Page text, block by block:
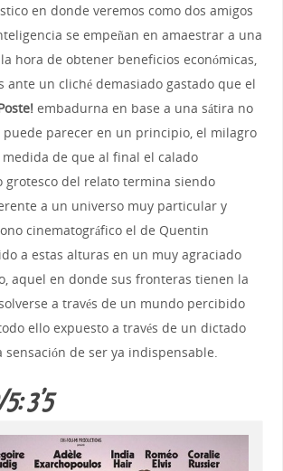
en donde veremos como dos amigos
se empeñan en amaestrar a una
hora de obtener beneficios económicas,
ante un cliché demasiado gastado que el
embadurna en base a una sátira no
puede parecer en un principio, el milagro
de que al final el calado
grotesco del relato termina siendo
a un universo muy particular y
cinematográfico el de Quentin
a estas alturas en un muy agraciado
aquel en donde sus fronteras tienen la
a través de un mundo percibido
ello expuesto a través de un dictado
de ser ya indispensable.
3’5